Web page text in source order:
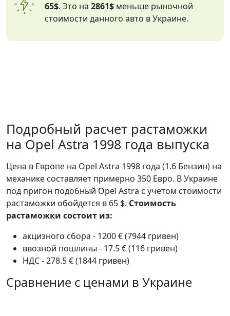
65$. Это на2861$ меньше рыночной
стоимости данного авто в Украине.
Подробный расчет растаможки
на Opel Astra 1998 года выпуска
Цена в Европе на Opel Astra 1998 года (1.6 Бензин) на
механике составляет примерно 350 Евро. В Украине
под пригон подобный Opel Astra с учетом стоимости
растаможки обойдется в 65 $. Стоимость
растаможки состоит из:
акцизного сбора - 1200 € (7944 гривен)
ввозной пошлины - 17.5 € (116 гривен)
НДС - 278.5 € (1844 гривен)
Сравнение с ценами в Украине